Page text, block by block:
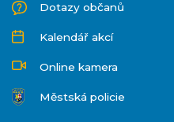
Dotazy občanů
Kalendář akcí
Online kamera
Městská policie